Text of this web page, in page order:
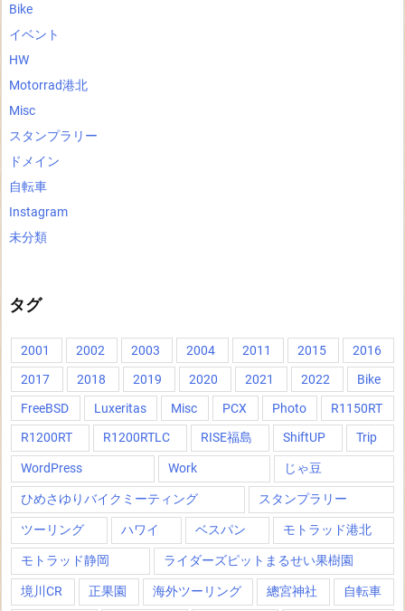
Bike
イベント
HW
Motorrad港北
Misc
スタンプラリー
ドメイン
自転車
Instagram
未分類
タグ
2001 2002 2003 2004 2011 2015
2016
2017
2018 2019 2020 2021 2022
Bike
FreeBSD
Luxeritas Misc PCX Photo
R1150RT
R1200RT
R1200RTLC RISE福島 ShiftUP Trip
WordPress Work じゃ豆
ひめさゆりバイクミーティング スタンプラリー
ツーリング ハワイ ベスパン モトラッド港北
モトラッド静岡 ライダーズピットまるせい果樹園
境川CR 正果園 海外ツーリング 總宮神社 自転車